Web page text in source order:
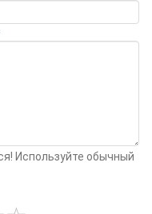
Используйте обычный